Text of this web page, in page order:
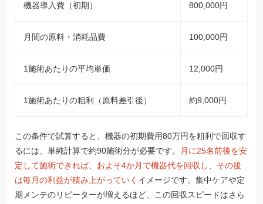
機器導入費（初期） 800,000円
月間の原料・消耗品費 100,000円
1施術あたりの平均単価 12,000円
1施術あたりの粗利（原料差引後） 約9,000円
この条件で試算すると、機器の初期費用80万円を粗利で回収す
るには、単純計算で約90施術分が必要です。
月に25名前後を安
定して施術できれば、およそ4か月で機器代を回収し、その後
は毎月の利益が積み上がっていく イメージです。集中ケアや定
期メンテのリピーターが増えるほど、この回収スピードはさら